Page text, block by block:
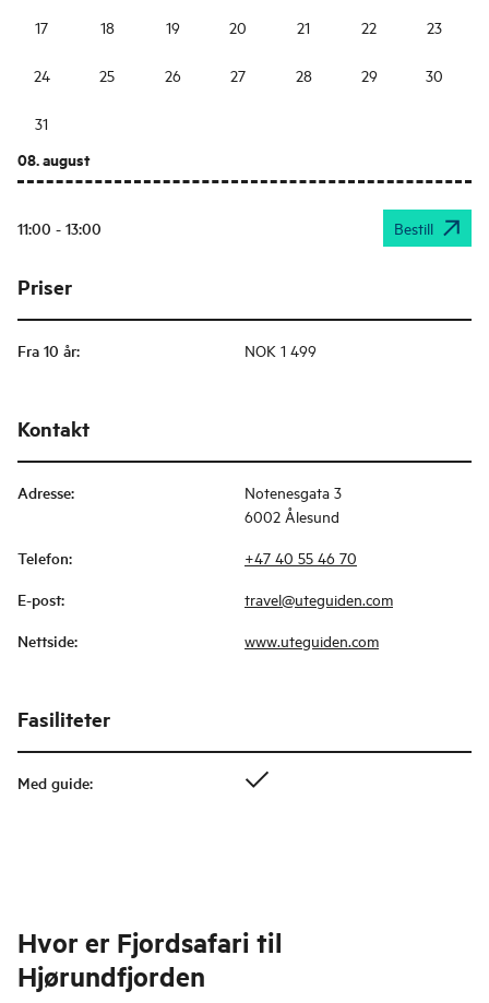
17 18 19 20 21 22 23
24 25 26 27 28 29 30
31
08. august
11:00 - 13:00 Bestill
Priser
Fra 10 år: NOK 1 499
Kontakt
Adresse:
Notenesgata 3
6002 Ålesund
Telefon: +47 40 55 46 70
E-post: travel@uteguiden.com
Nettside: www.uteguiden.com
Fasiliteter
Med guide:
Hvor er Fjordsafari til
Hjørundfjorden